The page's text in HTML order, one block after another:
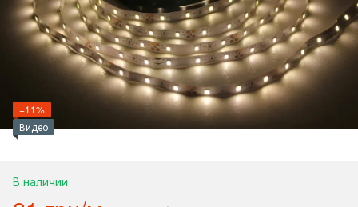
−11%
Видео
В наличии